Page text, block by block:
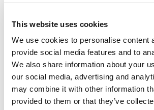
This website uses cookies
We use cookies to personalise content
provide social media features and to
We also share information about your
our social media, advertising and
may combine it with other information
provided to them or that they’ve